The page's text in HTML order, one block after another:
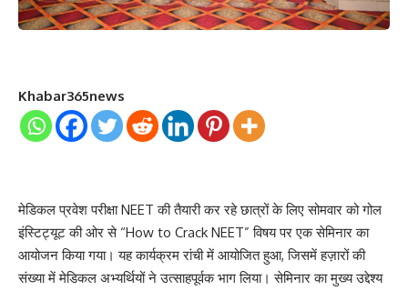
Khabar365news
मेडिकल प्रवेश परीक्षा NEET की तैयारी कर रहे छात्रों के लिए सोमवार को गोल
इंस्टिट्यूट की ओर से “How to Crack NEET” विषय पर एक सेमिनार का
आयोजन किया गया। यह कार्यक्रम रांची में आयोजित हुआ, जिसमें हज़ारों की
संख्या में मेडिकल अभ्यर्थियों ने उत्साहपूर्वक भाग लिया। सेमिनार का मुख्य उद्देश्य